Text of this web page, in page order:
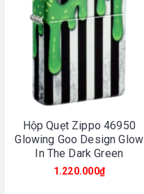
Hộp Quẹt Zippo 46950
Glowing Goo Design Glow
In The Dark Green
1.220.000₫